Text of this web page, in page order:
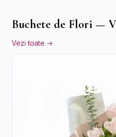
Buchete de Flori —
Vezi toate →